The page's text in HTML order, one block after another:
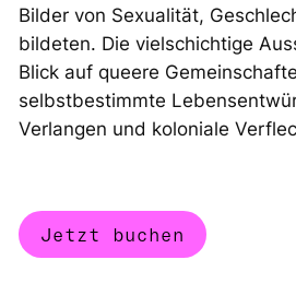
Bilder von Sexualität,
bildeten. Die vielschichtige
Blick auf queere
selbstbestimmte
Verlangen und koloniale
Jetzt buchen